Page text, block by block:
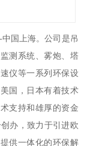
国上海。公司是吊
测系统、雾炮、塔
仪等一系列环保设
国，日本有着技术
支持和雄厚的资金
办，致力于引进欧
供一体化的环保解